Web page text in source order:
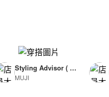
Styling Advisor ( F
or Man )
MUJI